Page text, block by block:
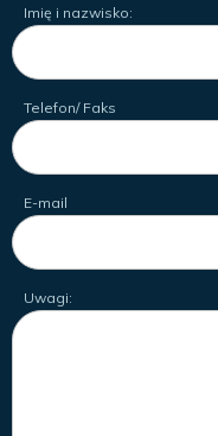
Imię i nazwisko:
Telefon/ Faks
E-mail
Uwagi: